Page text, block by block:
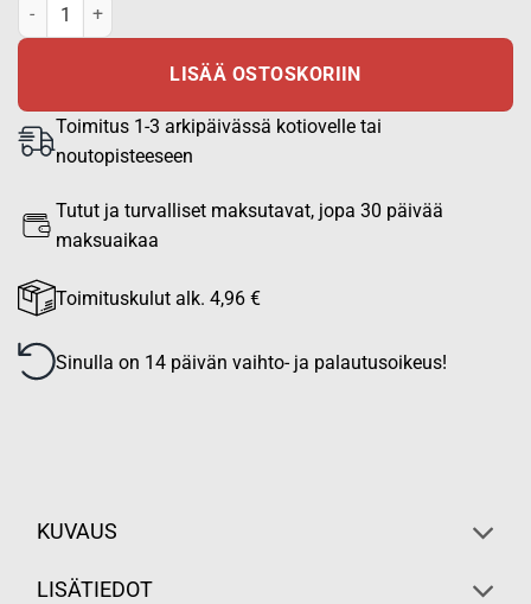
Taktinen huomioliivi EN20471 määrä
LISÄÄ OSTOSKORIIN
Toimitus 1-3 arkipäivässä kotiovelle tai
noutopisteeseen
Tutut ja turvalliset maksutavat, jopa 30 päivää
maksuaikaa
Toimituskulut alk. 4,96 €
Sinulla on 14 päivän vaihto- ja palautusoikeus!
KUVAUS
LISÄTIEDOT